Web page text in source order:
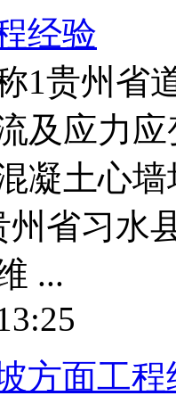
经验
1贵州省
及应力
凝土心
州省习水
...
方面工程